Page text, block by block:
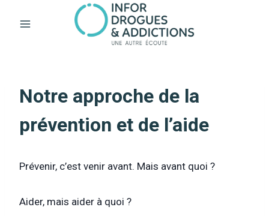
Notre approche de la
prévention et de l’aide
Prévenir, c’est venir avant. Mais avant quoi ?
Aider, mais aider à quoi ?